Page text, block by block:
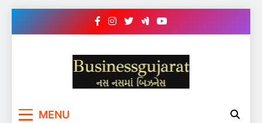
BUSINESS GUJARAT
MENU